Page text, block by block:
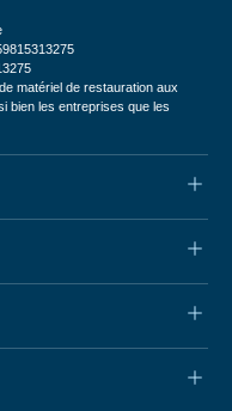
matériel de restauration aux
bien les entreprises que les